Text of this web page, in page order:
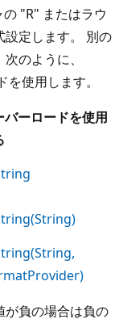
"R" またはラウ
設定します。 別の
のように、
使用します。
バーロードを使用
が負の場合は負の